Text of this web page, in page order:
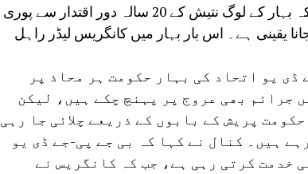
نوجوان لیڈر کنال اگروال نے کیا ہے۔ کنال نے کہا کہ بہار کے لوگ نتیش کے 20 سالہ دور اقتدار سے پوری
یقینی ہے۔ اس بار بہار میں کانگریس لیڈر راہل
یو اتحاد کی بہار حکومت ہر محاذ پر
جرائم بھی عروج پر پہنچ چکے ہیں، لیکن
پریش کے بابوں کے ذریعے چلائی جا رہی
ہیں۔ کنال نے کہا کہ بی جے پی-جے ڈی یو
خدمت کرتی رہی ہے، جب کہ کانگریس نے